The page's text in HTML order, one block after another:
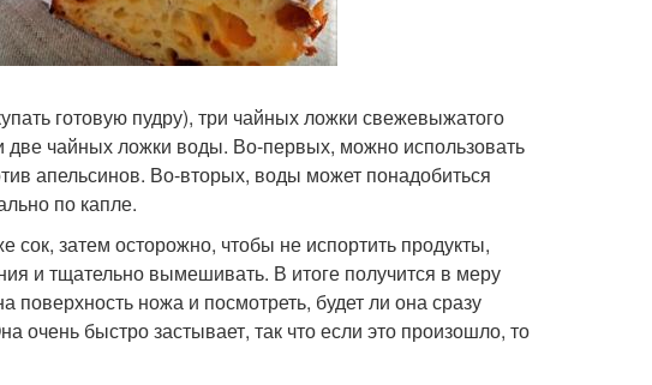
готовую пудру), три чайных ложки свежевыжатого
две чайных ложки воды. Во-первых, можно использовать
апельсинов. Во-вторых, воды может понадобиться
по капле.
затем осторожно, чтобы не испортить продукты,
и тщательно вымешивать. В итоге получится в меру
поверхность ножа и посмотреть, будет ли она сразу
очень быстро застывает, так что если это произошло, то